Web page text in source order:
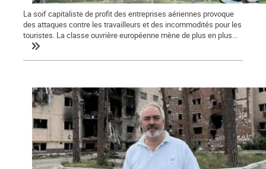
La soif capitaliste de profit des entreprises aériennes provoque
des attaques contre les travailleurs et des incommodités pour les
touristes. La classe ouvrière européenne mène de plus en plus...